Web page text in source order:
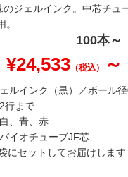
のジェルインク。中芯チュ
100本～
¥24,533 （税込） ～
ルインク（黒）／ボール
行まで
、青、赤
イオチューブJF芯
にセットしてお届けしま